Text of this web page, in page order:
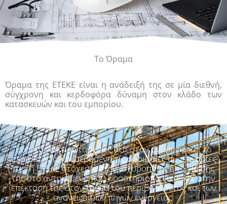
Το Όραμα
Όραμα της ΕΤΕΚΕ είναι η ανάδειξή της σε μία διεθνή,
σύγχρονη και κερδοφόρα δύναμη στον κλάδο των
κατασκευών και του εμπορίου.
Έχοντας ως πρωταρχικές αξίες τον άνθρωπο και το
περιβάλλον, και σεβόμενη τις αμοιβαίες συνεργασίες
της, η ΕΤΕΚΕ στοχεύει στην ισχυροποίηση της θέσης
της στο αντικείμενο που δραστηριοποιείται και στην
επέκτασή της στον τομέα του περιβάλλοντος και των
ανανεώσιμων πηγών ενέργειας.